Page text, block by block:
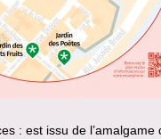
: est issu de l’amalgame